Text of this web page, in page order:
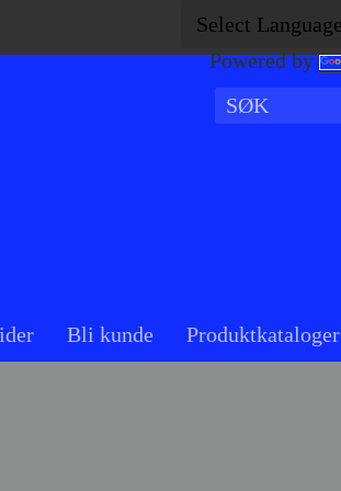
Bli kunde Produktkataloger
Powered by